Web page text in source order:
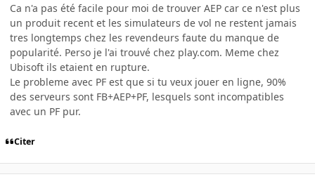
Ca n'a pas été facile pour moi de trouver AEP car ce n'est plus
un produit recent et les simulateurs de vol ne restent jamais
tres longtemps chez les revendeurs faute du manque de
popularité. Perso je l'ai trouvé chez play.com. Meme chez
Ubisoft ils etaient en rupture.
Le probleme avec PF est que si tu veux jouer en ligne, 90%
des serveurs sont FB+AEP+PF, lesquels sont incompatibles
avec un PF pur.
Citer